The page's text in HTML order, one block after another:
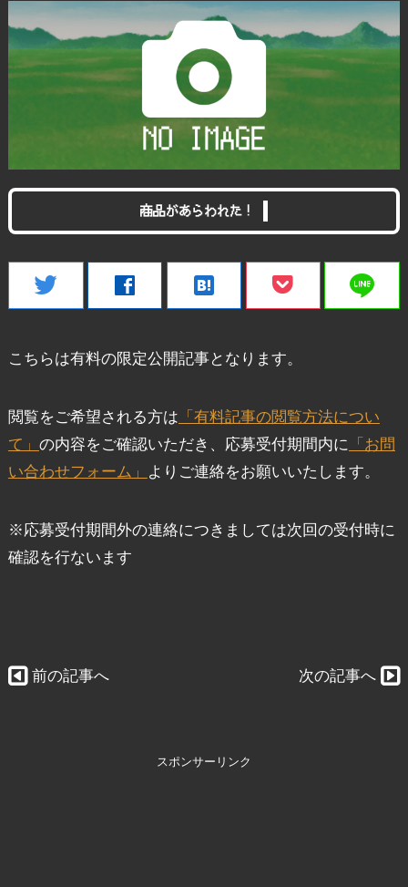
商品があらわれた！
twitter facebook hatenabookmark line
こちらは有料の限定公開記事となります。
閲覧をご希望される方は 「有料記事の閲覧方法につい
て」 の内容をご確認いただき、応募受付期間内に
「お問
い合わせフォーム」
よりご連絡をお願いいたします。
※応募受付期間外の連絡につきましては次回の受付時に
確認を行ないます
前の記事へ 次の記事へ
スポンサーリンク